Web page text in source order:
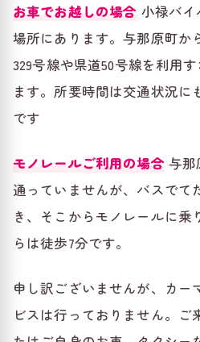
お車でお越しの場合 小禄バ
場所にあります。与那原町か
329号線や県道50号線を利用
ます。所要時間は交通状況に
です
モノレールご利用の場合 与那
通っていませんが、バスでて
き、そこからモノレールに
らは徒歩7分です。
申し訳ございませんが、カ
ビスは行っておりません。